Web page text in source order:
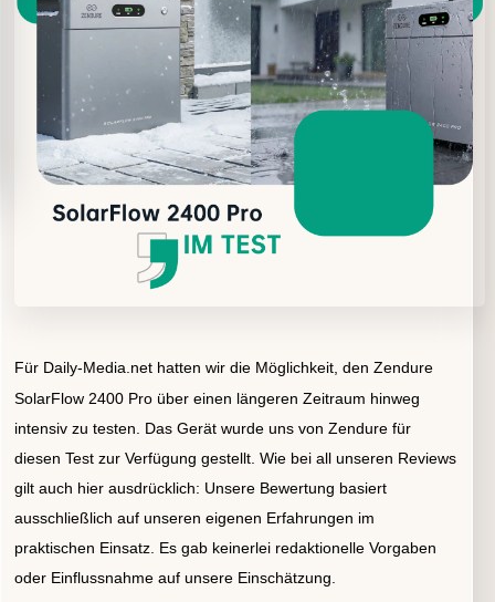
Für Daily-Media.net hatten wir die Möglichkeit, den Zendure
SolarFlow 2400 Pro über einen längeren Zeitraum hinweg
intensiv zu testen. Das Gerät wurde uns von Zendure für
diesen Test zur Verfügung gestellt. Wie bei all unseren Reviews
gilt auch hier ausdrücklich: Unsere Bewertung basiert
ausschließlich auf unseren eigenen Erfahrungen im
praktischen Einsatz. Es gab keinerlei redaktionelle Vorgaben
oder Einflussnahme auf unsere Einschätzung.